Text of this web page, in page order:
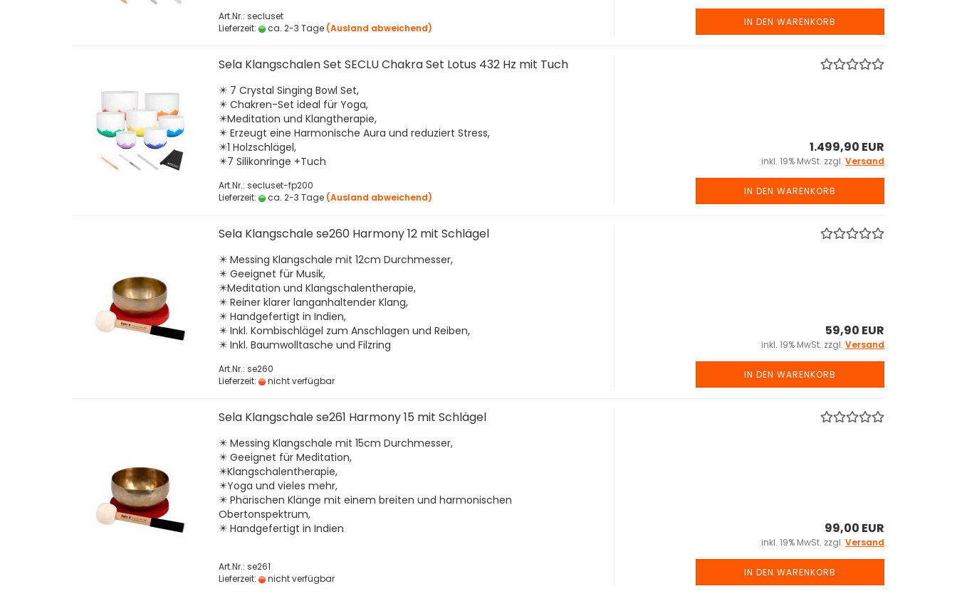
Art.Nr.: secluset
Lieferzeit:
ca. 2-3 Tage (Ausland abweichend)
IN DEN WARENKORB
Sela Klangschalen Set SECLU Chakra Set Lotus 432 Hz mit Tuch
✴️ 7 Crystal Singing Bowl Set,
✴️ Chakren-Set ideal für Yoga,
✴️Meditation und Klangtherapie,
✴️ Erzeugt eine Harmonische Aura und reduziert Stress,
✴️1 Holzschlägel,
✴️7 Silikonringe +Tuch
Art.Nr.: secluset-fp200
Lieferzeit:
ca. 2-3 Tage (Ausland abweichend)
1.499,90 EUR
inkl. 19% MwSt. zzgl. Versand
IN DEN WARENKORB
Sela Klangschale se260 Harmony 12 mit Schlägel
✴️ Messing Klangschale mit 12cm Durchmesser,
✴️ Geeignet für Musik,
✴️Meditation und Klangschalentherapie,
✴️ Reiner klarer langanhaltender Klang,
✴️ Handgefertigt in Indien,
✴️ Inkl. Kombischlägel zum Anschlagen und Reiben,
✴️ Inkl. Baumwolltasche und Filzring
Art.Nr.: se260
Lieferzeit:
nicht verfügbar
59,90 EUR
inkl. 19% MwSt. zzgl. Versand
IN DEN WARENKORB
Sela Klangschale se261 Harmony 15 mit Schlägel
✴️ Messing Klangschale mit 15cm Durchmesser,
✴️ Geeignet für Meditation,
✴️Klangschalentherapie,
✴️Yoga und vieles mehr,
✴️ Phärischen Klänge mit einem breiten und harmonischen
Obertonspektrum,
✴️ Handgefertigt in Indien
Art.Nr.: se261
Lieferzeit:
nicht verfügbar
99,00 EUR
inkl. 19% MwSt. zzgl. Versand
IN DEN WARENKORB